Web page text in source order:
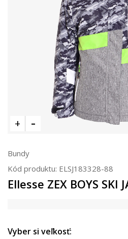
Bundy
Kód produktu: ELSJ183328-88
Ellesse ZEX BOYS SKI
Vyber si veľkosť: